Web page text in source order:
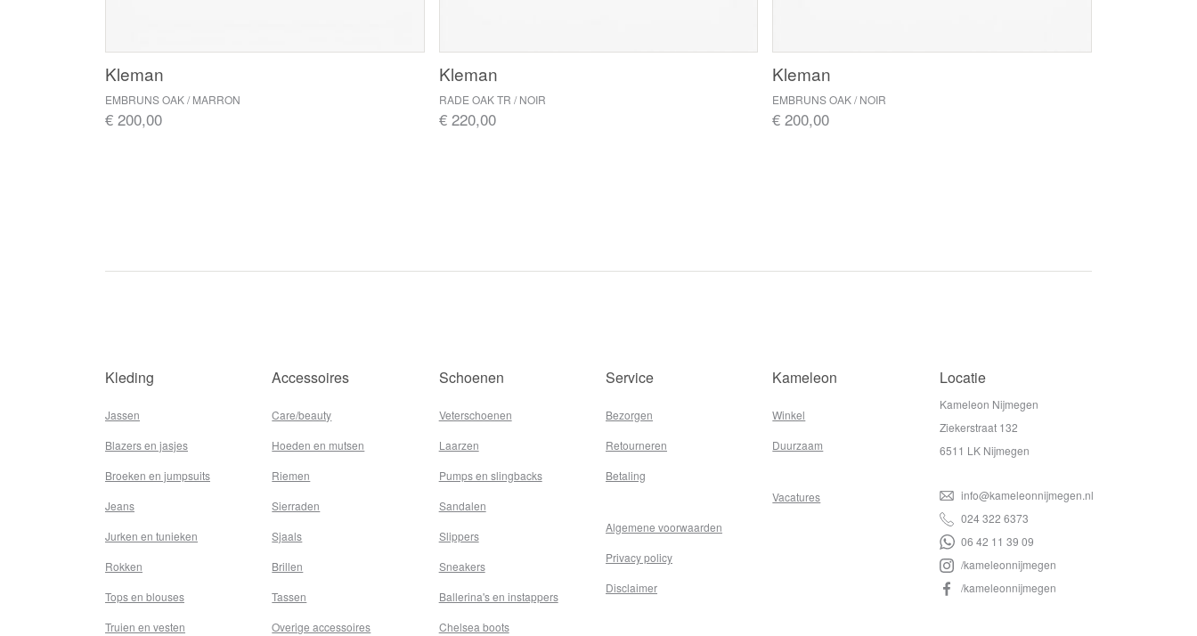
Kleman
EMBRUNS OAK / MARRON
€ 200,00
Kleman
RADE OAK TR / NOIR
€ 220,00
Kleman
EMBRUNS OAK / NOIR
€ 200,00
Kleding
Jassen
Blazers en jasjes
Broeken en jumpsuits
Jeans
Jurken en tunieken
Rokken
Tops en blouses
Truien en vesten
Accessoires
Care/beauty
Hoeden en mutsen
Riemen
Sierraden
Sjaals
Brillen
Tassen
Overige accessoires
Schoenen
Veterschoenen
Laarzen
Pumps en slingbacks
Sandalen
Slippers
Sneakers
Ballerina's en instappers
Chelsea boots
Service
Bezorgen
Retourneren
Betaling
Algemene voorwaarden
Privacy policy
Disclaimer
Kameleon
Winkel
Duurzaam
Vacatures
Locatie
Kameleon Nijmegen
Ziekerstraat 132
6511 LK Nijmegen
info@kameleonnijmegen.nl
024 322 6373
06 42 11 39 09
/kameleonnijmegen
/kameleonnijmegen